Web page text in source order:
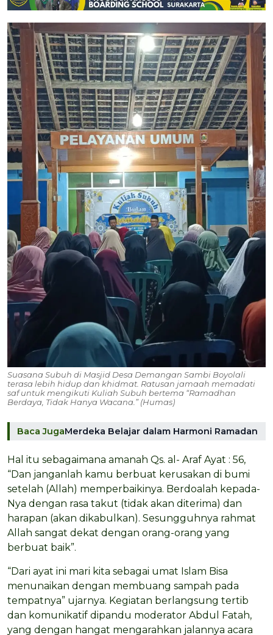
Suasana Subuh di Masjid Desa Demangan Sambi Boyolali
terasa lebih hidup dan khidmat. Ratusan jamaah memadati
saf untuk mengikuti Kuliah Subuh bertema “Ramadhan
Berdaya, Tidak Hanya Wacana.” (Humas)
Baca JugaMerdeka Belajar dalam Harmoni Ramadan
Hal itu sebagaimana amanah Qs. al- Araf Ayat : 56,
“Dan janganlah kamu berbuat kerusakan di bumi
setelah (Allah) memperbaikinya. Berdoalah kepada-
Nya dengan rasa takut (tidak akan diterima) dan
harapan (akan dikabulkan). Sesungguhnya rahmat
Allah sangat dekat dengan orang-orang yang
berbuat baik”.
“Dari ayat ini mari kita sebagai umat Islam Bisa
menunaikan dengan membuang sampah pada
tempatnya” ujarnya. Kegiatan berlangsung tertib
dan komunikatif dipandu moderator Abdul Fatah,
yang dengan hangat mengarahkan jalannya acara